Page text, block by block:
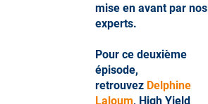
mise en avant par nos
experts.
Pour ce deuxième
épisode,
retrouvez Delphine
Laloum, High Yield